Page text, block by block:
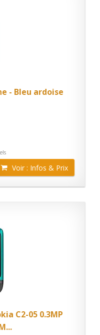
- Bleu ardoise
Voir : Infos & Prix
C2-05 0.3MP